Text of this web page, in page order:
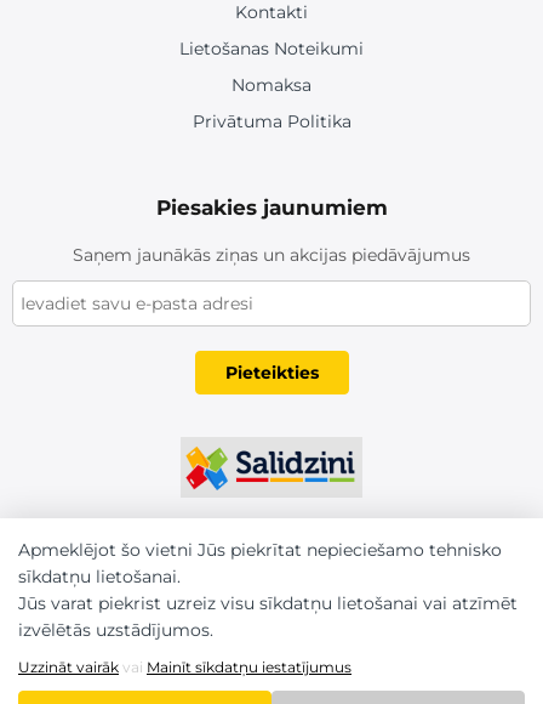
Kontakti
Lietošanas Noteikumi
Nomaksa
Privātuma Politika
Piesakies jaunumiem
Saņem jaunākās ziņas un akcijas piedāvājumus
Pieteikties
Apmeklējot šo vietni Jūs piekrītat nepieciešamo tehnisko
sīkdatņu lietošanai.
Jūs varat piekrist uzreiz visu sīkdatņu lietošanai vai atzīmēt
izvēlētās uzstādījumos.
Uzzināt vairāk vai Mainīt sīkdatņu iestatījumus